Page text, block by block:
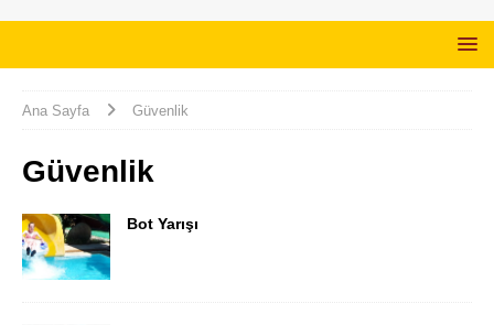
Ana Sayfa Güvenlik
Güvenlik
Bot Yarışı